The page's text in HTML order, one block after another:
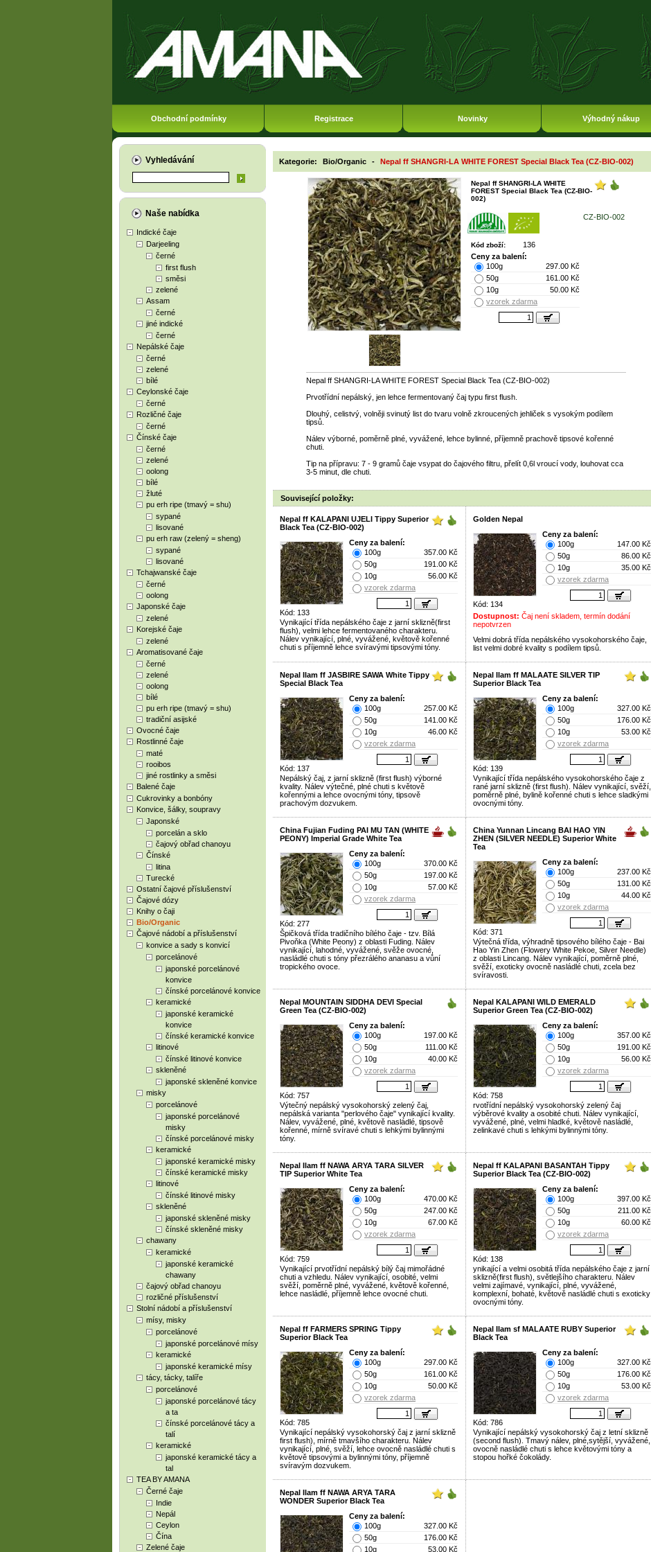
Obchodní podmínky Registrace Novinky Výhodný nákup
Vyhledávání
Naše nabídka
Indické čaje
Darjeeling
černé
first flush
směsi
zelené
Assam
černé
jiné indické
černé
Nepálské čaje
černé
zelené
bílé
Ceylonské čaje
černé
Rozličné čaje
černé
Čínské čaje
černé
zelené
oolong
bílé
žluté
pu erh ripe (tmavý = shu)
sypané
lisované
pu erh raw (zelený = sheng)
sypané
lisované
Tchajwanské čaje
černé
oolong
Japonské čaje
zelené
Korejské čaje
zelené
Aromatisované čaje
černé
zelené
oolong
bílé
pu erh ripe (tmavý = shu)
tradiční asijské
Ovocné čaje
Rostlinné čaje
maté
rooibos
jiné rostlinky a směsi
Balené čaje
Cukrovinky a bonbóny
Konvice, šálky, soupravy
Japonské
porcelán a sklo
čajový obřad chanoyu
Čínské
litina
Turecké
Ostatní čajové příslušenství
Čajové dózy
Knihy o čaji
Bio/Organic
Čajové nádobí a příslušenství
konvice a sady s konvicí
porcelánové
japonské porcelánové
konvice
čínské porcelánové konvice
keramické
japonské keramické
konvice
čínské keramické konvice
litinové
čínské litinové konvice
skleněné
japonské skleněné konvice
misky
porcelánové
japonské porcelánové
misky
čínské porcelánové misky
keramické
japonské keramické misky
čínské keramické misky
litinové
čínské litinové misky
skleněné
japonské skleněné misky
čínské skleněné misky
chawany
keramické
japonské keramické
chawany
čajový obřad chanoyu
rozličné příslušenství
Stolní nádobí a příslušenství
mísy, misky
porcelánové
japonské porcelánové mísy
keramické
japonské keramické mísy
tácy, tácky, talíře
porcelánové
japonské porcelánové tácy
a ta
čínské porcelánové tácy a
talí
keramické
japonské keramické tácy a
tal
TEA BY AMANA
Černé čaje
Indie
Nepál
Ceylon
Čína
Zelené čaje
Kategorie: Bio/Organic - Nepal ff SHANGRI-LA WHITE FOREST Special Black Tea (CZ-BIO-002)
Nepal ff SHANGRI-LA WHITE
FOREST Special Black Tea (CZ-BIO-
002)
CZ-BIO-002
Kód zboží:
136
Ceny za balení:
100g
297.00 Kč
50g
161.00 Kč
10g
50.00 Kč
vzorek zdarma
Nepal ff SHANGRI-LA WHITE FOREST Special Black Tea (CZ-BIO-002)
Prvotřídní nepálský, jen lehce fermentovaný čaj typu first flush.
Dlouhý, celistvý, volněji svinutý list do tvaru volně zkroucených jehliček s vysokým podílem
tipsů.
Nálev výborné, poměrně plné, vyvážené, lehce bylinné, příjemně prachově tipsové kořenné
chuti.
Tip na přípravu: 7 - 9 gramů čaje vsypat do čajového filtru, přelít 0,6l vroucí vody, louhovat cca
3-5 minut, dle chuti.
Související položky:
Nepal ff KALAPANI UJELI Tippy Superior
Black Tea (CZ-BIO-002)
Kód: 133
Ceny za balení:
100g
357.00 Kč
50g
191.00 Kč
10g
56.00 Kč
vzorek zdarma
Vynikající třída nepálského čaje z jarní sklizně(first
flush), velmi lehce fermentovaného charakteru.
Nálev vynikající, plné, vyvážené, květově kořenné
chuti s příjemně lehce svíravými tipsovými tóny.
Golden Nepal
Kód: 134
Ceny za balení:
100g
147.00 Kč
50g
86.00 Kč
10g
35.00 Kč
vzorek zdarma
Dostupnost: Čaj není skladem, termín dodání
nepotvrzen
Velmi dobrá třída nepálského vysokohorského čaje,
list velmi dobré kvality s podílem tipsů.
Nepal Ilam ff JASBIRE SAWA White Tippy
Special Black Tea
Kód: 137
Ceny za balení:
100g
257.00 Kč
50g
141.00 Kč
10g
46.00 Kč
vzorek zdarma
Nepálský čaj, z jarní sklizně (first flush) výborné
kvality. Nálev výtečné, plné chuti s květově
kořennými a lehce ovocnými tóny, tipsově
prachovým dozvukem.
Nepal Ilam ff MALAATE SILVER TIP
Superior Black Tea
Kód: 139
Ceny za balení:
100g
327.00 Kč
50g
176.00 Kč
10g
53.00 Kč
vzorek zdarma
Vynikající třída nepálského vysokohorského čaje z
rané jarní sklizně (first flush). Nálev vynikající, svěží,
poměrně plné, bylině kořenné chuti s lehce sladkými
ovocnými tóny.
China Fujian Fuding PAI MU TAN (WHITE
PEONY) Imperial Grade White Tea
Kód: 277
Ceny za balení:
100g
370.00 Kč
50g
197.00 Kč
10g
57.00 Kč
vzorek zdarma
Špičková třída tradičního bílého čaje - tzv. Bílá
Pivoňka (White Peony) z oblasti Fuding. Nálev
vynikající, lahodné, vyvážené, svěže ovocné,
nasládlé chuti s tóny přezrálého ananasu a vůní
tropického ovoce.
China Yunnan Lincang BAI HAO YIN
ZHEN (SILVER NEEDLE) Superior White
Tea
Kód: 371
Ceny za balení:
100g
237.00 Kč
50g
131.00 Kč
10g
44.00 Kč
vzorek zdarma
Výtečná třída, výhradně tipsového bílého čaje - Bai
Hao Yin Zhen (Flowery White Pekoe, Silver Needle)
z oblasti Lincang. Nálev vynikající, poměrně plné,
svěží, exoticky ovocně nasládlé chuti, zcela bez
svíravosti.
Nepal MOUNTAIN SIDDHA DEVI Special
Green Tea (CZ-BIO-002)
Kód: 757
Ceny za balení:
100g
197.00 Kč
50g
111.00 Kč
10g
40.00 Kč
vzorek zdarma
Výtečný nepálský vysokohorský zelený čaj,
nepálská varianta "perlového čaje" vynikající kvality.
Nálev, vyvážené, plné, květově nasládlé, tipsově
kořenné, mírně svíravé chuti s lehkými bylinnými
tóny.
Nepal KALAPANI WILD EMERALD
Superior Green Tea (CZ-BIO-002)
Kód: 758
Ceny za balení:
100g
357.00 Kč
50g
191.00 Kč
10g
56.00 Kč
vzorek zdarma
rvotřídní nepálský vysokohorský zelený čaj
výběrové kvality a osobité chuti. Nálev vynikající,
vyvážené, plné, velmi hladké, květově nasládlé,
zelinkavé chuti s lehkými bylinnými tóny.
Nepal Ilam ff NAWA ARYA TARA SILVER
TIP Superior White Tea
Kód: 759
Ceny za balení:
100g
470.00 Kč
50g
247.00 Kč
10g
67.00 Kč
vzorek zdarma
Vynikající prvotřídní nepálský bílý čaj mimořádné
chuti a vzhledu. Nálev vynikající, osobité, velmi
svěží, poměrně plné, vyvážené, květově kořenné,
lehce nasládlé, příjemně lehce ovocné chuti.
Nepal ff KALAPANI BASANTAH Tippy
Superior Black Tea (CZ-BIO-002)
Kód: 138
Ceny za balení:
100g
397.00 Kč
50g
211.00 Kč
10g
60.00 Kč
vzorek zdarma
ynikající a velmi osobitá třída nepálského čaje z jarní
sklizně(first flush), světlejšího charakteru. Nálev
velmi zajímavé, vynikající, plné, vyvážené,
komplexní, bohaté, květově nasládlé chuti s exoticky
ovocnými tóny.
Nepal ff FARMERS SPRING Tippy
Superior Black Tea
Kód: 785
Ceny za balení:
100g
297.00 Kč
50g
161.00 Kč
10g
50.00 Kč
vzorek zdarma
Vynikající nepálský vysokohorský čaj z jarní sklizně
first flush), mírně tmavšího charakteru. Nálev
vynikající, plné, svěží, lehce ovocně nasládlé chuti s
květově tipsovými a bylinnými tóny, příjemně
svíravým dozvukem.
Nepal Ilam sf MALAATE RUBY Superior
Black Tea
Kód: 786
Ceny za balení:
100g
327.00 Kč
50g
176.00 Kč
10g
53.00 Kč
vzorek zdarma
Vynikající nepálský vysokohorský čaj z letní sklizně
(second flush). Tmavý nálev, plné,sytější, vyvážené,
ovocně nasládlé chuti s lehce květovými tóny a
stopou hořké čokolády.
Nepal Ilam ff NAWA ARYA TARA
WONDER Superior Black Tea
Ceny za balení:
100g
327.00 Kč
50g
176.00 Kč
10g
53.00 Kč